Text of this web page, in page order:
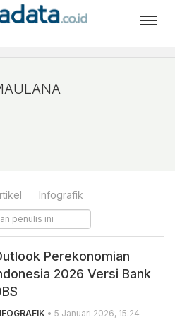
Infografik
Perekonomian
2026 Versi Bank
• 5 Januari 2026, 15:24